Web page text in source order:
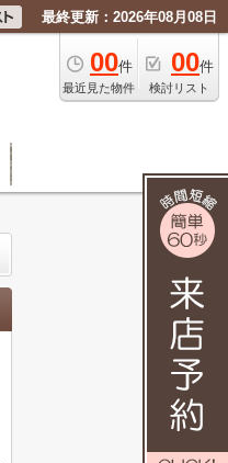
最終更新：2026年08月08日
00件
最近見た物件
00件
検討リスト